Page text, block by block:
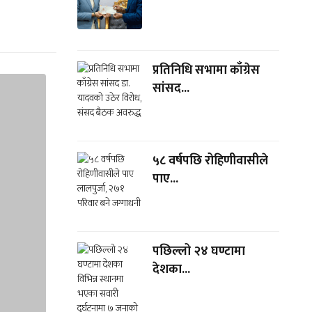
प्रतिनिधि सभामा काँग्रेस
सांसद...
५८ वर्षपछि रोहिणीवासीले
पाए...
पछिल्लो २४ घण्टामा
देशका...